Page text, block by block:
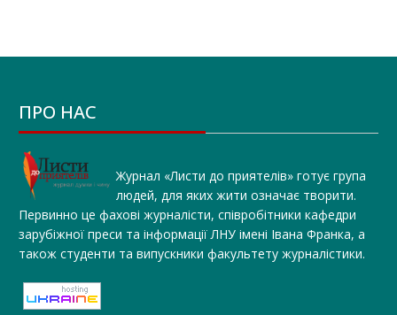
ПРО НАС
Журнал «Листи до приятелів» готує група
людей, для яких жити означає творити.
Первинно це фахові журналісти, співробітники кафедри
зарубіжної преси та інформації ЛНУ імені Івана Франка, а
також студенти та випускники факультету журналістики.